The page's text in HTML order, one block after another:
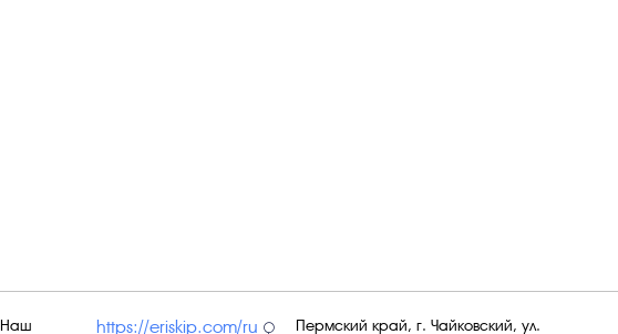
Наш https://eriskip.com/ru Пермский край, г. Чайковский, ул.